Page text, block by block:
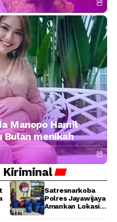
Manopo Hamil
Bulan menikah
Kiriminal
Satresnarkoba
Polres Jayawijaya
Amankan Lokasi